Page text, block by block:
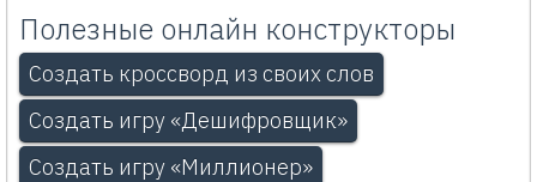
Полезные онлайн конструкторы
Создать кроссворд из своих слов
Создать игру «Дешифровщик»
Создать игру «Миллионер»